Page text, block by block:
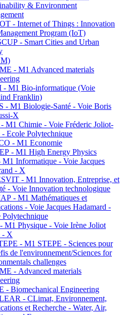
& Environment
- Internet of Things : Innovation
Program (IoT)
- Smart Cities and Urban
- M1 Advanced materials
- M1 Bio-informatique (Voie
Franklin)
- M1 Biologie-Santé - Voie Boris
X
M1 Chimie - Voie Fréderic Joliot-
- Ecole Polytechnique
- M1 Economie
- M1 High Energy Physics
Informatique - Voie Jacques
- X
- M1 Innovation, Entreprise, et
- Voie Innovation technologique
- M1 Mathématiques et
- Voie Jacques Hadamard -
Polytechnique
M1 Physique - Voie Irène Joliot
- X
- M1 STEPE - Sciences pour
de l'environnement/Sciences for
challenges
- Advanced materials
- Biomechanical Engineering
- CLimat, Environnement,
et Recherche - Water, Air,